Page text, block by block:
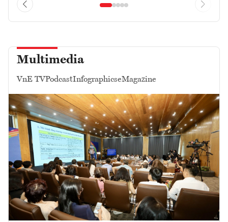
Multimedia
VnE TVPodcastInfographicseMagazine